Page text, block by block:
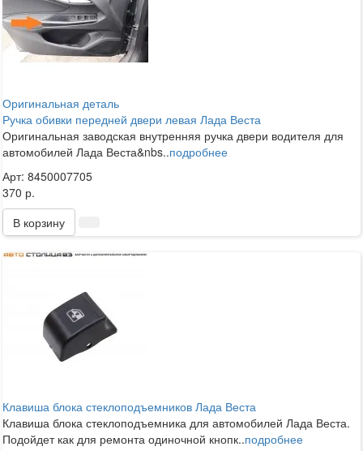
Оригинальная деталь
Ручка обивки передней двери левая Лада Веста
Оригинальная заводская внутренняя ручка двери водителя для
автомобилей Лада Веста&nbs..подробнее
Арт: 8450007705
370 р.
В корзину
Клавиша блока стеклоподъемников Лада Веста
Клавиша блока стеклоподъемника для автомобилей Лада Веста.
Подойдет как для ремонта одиночной кнопк..подробнее